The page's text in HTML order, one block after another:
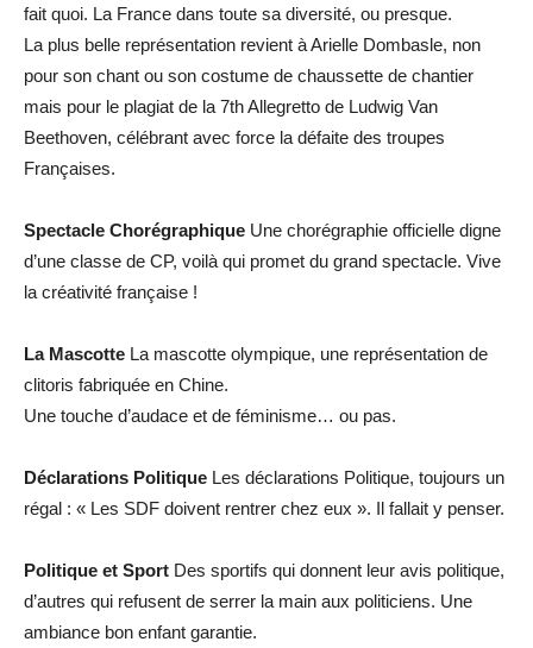
fait quoi. La France dans toute sa diversité, ou presque.
La plus belle représentation revient à Arielle Dombasle, non
pour son chant ou son costume de chaussette de chantier
mais pour le plagiat de la 7th Allegretto de Ludwig Van
Beethoven, célébrant avec force la défaite des troupes
Françaises.
Spectacle Chorégraphique Une chorégraphie officielle digne
d’une classe de CP, voilà qui promet du grand spectacle. Vive
la créativité française !
La Mascotte La mascotte olympique, une représentation de
clitoris fabriquée en Chine.
Une touche d’audace et de féminisme… ou pas.
Déclarations Politique Les déclarations Politique, toujours un
régal : « Les SDF doivent rentrer chez eux ». Il fallait y penser.
Politique et Sport Des sportifs qui donnent leur avis politique,
d’autres qui refusent de serrer la main aux politiciens. Une
ambiance bon enfant garantie.